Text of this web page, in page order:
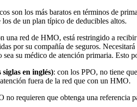
son los más baratos en términos de
de un plan típico de deducibles altos.
una red de HMO, está restringido a
por su compañía de seguros.
su médico de atención primaria. Esto
en inglés): con los PPO, no tiene
fuera de la red que con un HMO.
no requieren que obtenga una referencia